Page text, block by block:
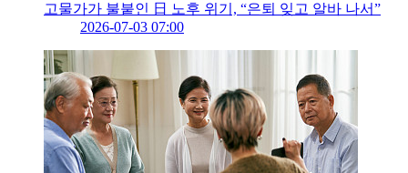
고물가가 불붙인 日 노후 위기, “은퇴 잊고 알바 나서”
2026-07-03 07:00